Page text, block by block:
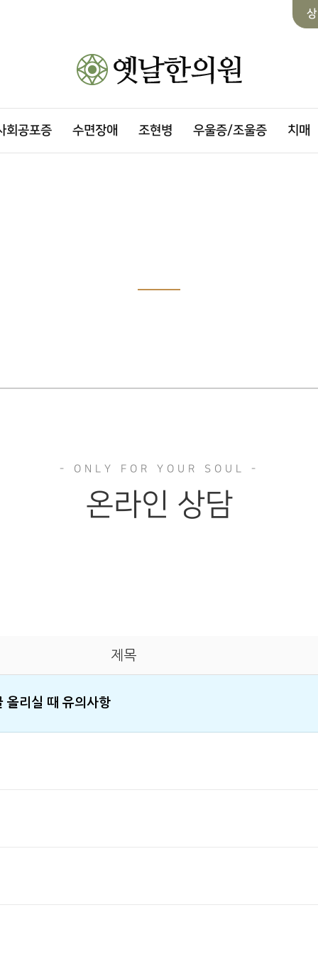
회공포증 수면장애 조현병 우울증/조울증 치매
온라인 상담
제목
올리실 때 유의사항